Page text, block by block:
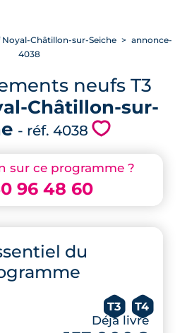
sur ce programme ?
96 48 60
du
T3 T4
Déjà livré
Châtillon-sur-Seiche
annonce-
4038
neufs T3
Châtillon-sur-
- réf. 4038 💗